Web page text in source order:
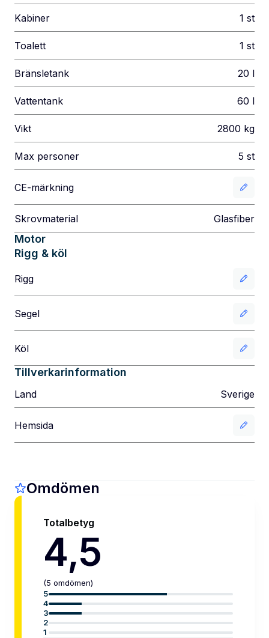
Kabiner 1 st
Toalett 1 st
Bränsletank 20 l
Vattentank 60 l
Vikt 2800 kg
Max personer 5 st
CE-märkning
Skrovmaterial Glasfiber
Motor
Rigg & köl
Rigg
Segel
Köl
Tillverkarinformation
Land Sverige
Hemsida
Omdömen
Totalbetyg
4,5
(5 omdömen)
5
4
3
2
1